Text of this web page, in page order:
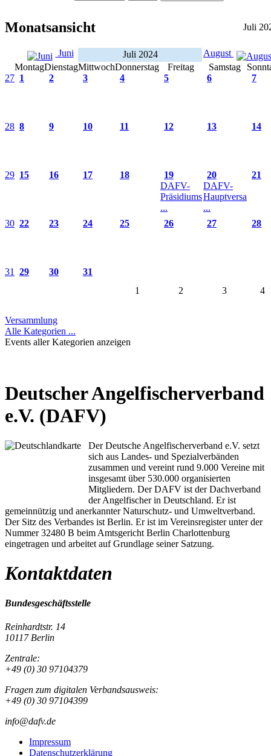
Monatsansicht Juli
Juni Juli 2024
August
MontagDienstagMittwochDonnerstag Freitag Samstag
27 1 2 3 4 5 6 7
28 8 9 10 11 12 13 14
29 15 16 17 18
19
DAFV-
Präsidiums
...
20
DAFV-
Hauptversa
...
21
30 22 23 24 25 26 27 28
31 29 30
31
1
2 3 4
Versammlung
Alle Kategorien ...
Events aller Kategorien anzeigen
Deutscher Angelfischerverband
e.V. (DAFV)
Der Deutsche Angelfischerverband e.V. setzt
sich aus Landes- und Spezialverbänden
zusammen und vereint rund 9.000 Vereine mit
insgesamt über 530.000 organisierten
Mitgliedern. Der DAFV ist der Dachverband
der Angelfischer in Deutschland. Er ist
gemeinnützig und anerkannter Naturschutz- und Umweltverband.
Der Sitz des Verbandes ist Berlin. Er ist im Vereinsregister unter der
Nummer 32480 B beim Amtsgericht Berlin Charlottenburg
eingetragen und arbeitet auf Grundlage seiner Satzung.
Kontaktdaten
Bundesgeschäftsstelle
Reinhardtstr. 14
10117 Berlin
Zentrale:
+49 (0) 30 97104379
Fragen zum digitalen Verbandsausweis:
+49 (0) 30 97104399
info@dafv.de
Impressum
Datenschutzerklärung